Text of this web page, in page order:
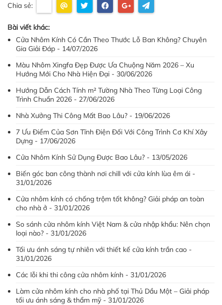
Chia sẻ:
Bài viết khác:
Cửa Nhôm Kính Có Cần Theo Thước Lỗ Ban Không? Chuyên
Gia Giải Đáp - 14/07/2026
Màu Nhôm Xingfa Đẹp Được Ưa Chuộng Năm 2026 – Xu
Hướng Mới Cho Nhà Hiện Đại - 30/06/2026
Hướng Dẫn Cách Tính m² Tường Nhà Theo Từng Loại Công
Trình Chuẩn 2026 - 27/06/2026
Nhà Xưởng Thi Công Mất Bao Lâu? - 19/06/2026
7 Ưu Điểm Của Sơn Tĩnh Điện Đối Với Công Trình Cơ Khí Xây
Dựng - 17/06/2026
Cửa Nhôm Kính Sử Dụng Được Bao Lâu? - 13/05/2026
Biến góc ban công thành nơi chill với cửa kính lùa êm ái -
31/01/2026
Cửa nhôm kính có chống trộm tốt không? Giải pháp an toàn
cho nhà ở - 31/01/2026
So sánh cửa nhôm kính Việt Nam & cửa nhập khẩu: Nên chọn
loại nào? - 31/01/2026
Tối ưu ánh sáng tự nhiên với thiết kế cửa kính trần cao -
31/01/2026
Các lỗi khi thi công cửa nhôm kính - 31/01/2026
Làm cửa nhôm kính cho nhà phố tại Thủ Dầu Một – Giải pháp
tối ưu ánh sáng & thẩm mỹ - 31/01/2026